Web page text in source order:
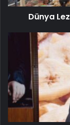
Dünya